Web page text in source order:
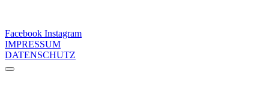
Facebook Instagram
IMPRESSUM
DATENSCHUTZ